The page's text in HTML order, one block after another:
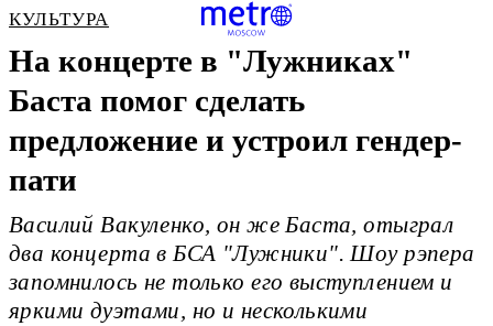
КУЛЬТУРА
На концерте в "Лужниках"
Баста помог сделать
предложение и устроил гендер-
пати
Василий Вакуленко, он же Баста, отыграл
два концерта в БСА "Лужники". Шоу рэпера
запомнилось не только его выступлением и
яркими дуэтами, но и несколькими